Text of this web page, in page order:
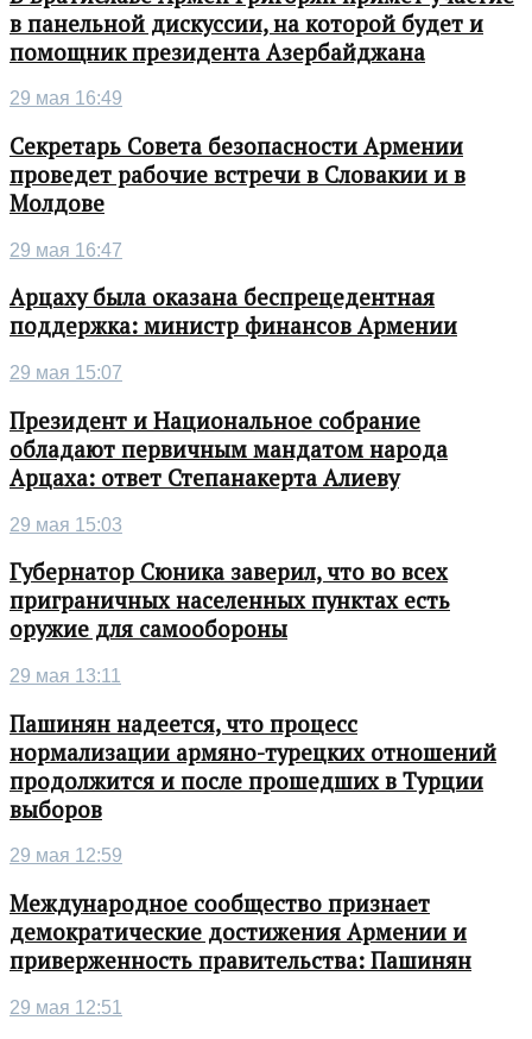
в панельной дискуссии, на которой будет и
помощник президента Азербайджана
29 мая 16:49
Секретарь Совета безопасности Армении
проведет рабочие встречи в Словакии и в
Молдове
29 мая 16:47
Арцаху была оказана беспрецедентная
поддержка: министр финансов Армении
29 мая 15:07
Президент и Национальное собрание
обладают первичным мандатом народа
Арцаха: ответ Степанакерта Алиеву
29 мая 15:03
Губернатор Сюника заверил, что во всех
приграничных населенных пунктах есть
оружие для самообороны
29 мая 13:11
Пашинян надеется, что процесс
нормализации армяно-турецких отношений
продолжится и после прошедших в Турции
выборов
29 мая 12:59
Международное сообщество признает
демократические достижения Армении и
приверженность правительства: Пашинян
29 мая 12:51